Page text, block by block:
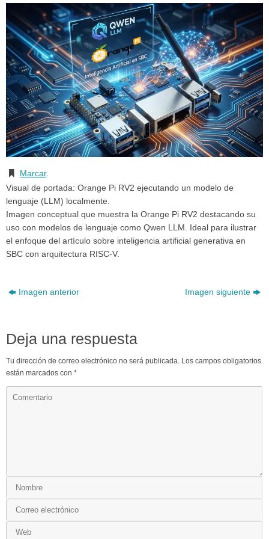
Marcar.
Visual de portada: Orange Pi RV2 ejecutando un modelo de
lenguaje (LLM) localmente.
Imagen conceptual que muestra la Orange Pi RV2 destacando su
uso con modelos de lenguaje como Qwen LLM. Ideal para ilustrar
el enfoque del artículo sobre inteligencia artificial generativa en
SBC con arquitectura RISC-V.
Imagen anterior Imagen siguiente
Deja una respuesta
Tu dirección de correo electrónico no será publicada. Los campos obligatorios
están marcados con *